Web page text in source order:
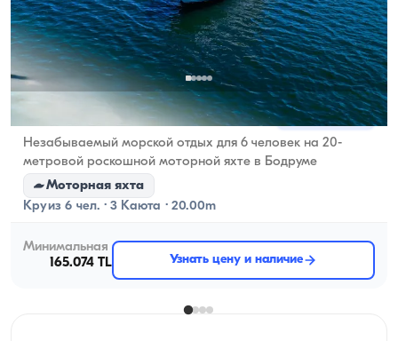
Бодрум, Muğla Новая лодка
Незабываемый морской отдых для 6 человек на 20-
метровой роскошной моторной яхте в Бодруме
Моторная яхта
Круиз 6 чел. · 3 Каюта · 20.00m
Минимальная
165.074 TL
Узнать цену и наличие